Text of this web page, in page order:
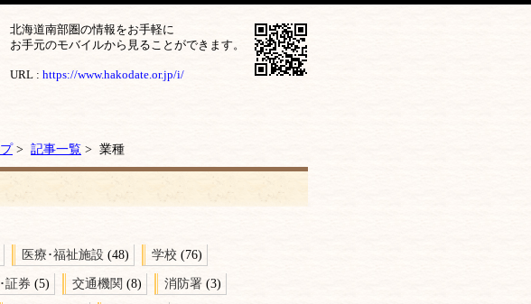
北海道南部圏の情報をお手軽に
お手元のモバイルから見ることができます。
URL : https://www.hakodate.or.jp/i/
> 記事一覧 > 業種
医療･福祉施設 (48) 学校 (76)
証券 (5) 交通機関 (8) 消防署 (3)